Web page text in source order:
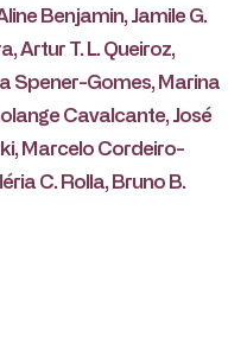
Benjamin, Jamile G.
Artur T. L. Queiroz,
Spener-Gomes, Marina
Cavalcante, José
Marcelo Cordeiro-
C. Rolla, Bruno B.